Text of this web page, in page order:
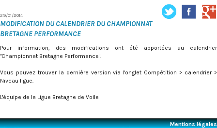
29/01/2014
MODIFICATION DU CALENDRIER DU CHAMPIONNAT
BRETAGNE PERFORMANCE
Pour information, des modifications ont été apportées au calendrier
"Championnat Bretagne Performance".
Vous pouvez trouver la dernière version via l'onglet Compétition > calendrier >
Niveau ligue.
L'équipe de la Ligue Bretagne de Voile
Mentions légales